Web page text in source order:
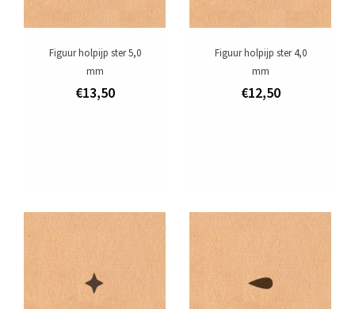
Figuur holpijp ster 5,0
mm
€13,50
Figuur holpijp ster 4,0
mm
€12,50